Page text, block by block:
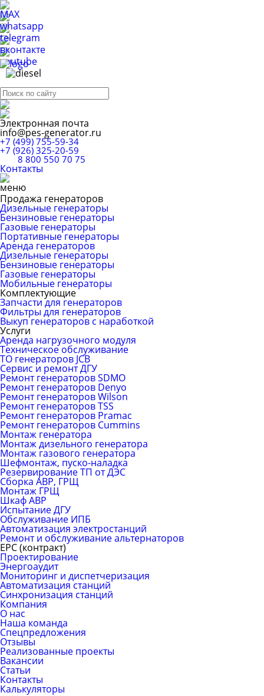
Электронная почта
info@pes-generator.ru
+7 (499) 755-59-34
+7 (926) 325-20-59
8 800 550 70 75
Контакты
Продажа генераторов
Дизельные генераторы
Бензиновые генераторы
Газовые генераторы
Портативные генераторы
Аренда генераторов
Дизельные генераторы
Бензиновые генераторы
Газовые генераторы
Мобильные генераторы
Комплектующие
Запчасти для генераторов
Фильтры для генераторов
Выкуп генераторов с наработкой
Услуги
Аренда нагрузочного модуля
Техническое обслуживание
ТО генераторов JCB
Сервис и ремонт ДГУ
Ремонт генераторов SDMO
Ремонт генераторов Denyo
Ремонт генераторов Wilson
Ремонт генераторов TSS
Ремонт генераторов Pramac
Ремонт генераторов Сummins
Монтаж генератора
Монтаж дизельного генератора
Монтаж газового генератора
Шефмонтаж, пуско-наладка
Резервирование ТП от ДЭС
Сборка АВР, ГРЩ
Монтаж ГРЩ
Шкаф АВР
Испытание ДГУ
Обслуживание ИПБ
Автоматизация электростанций
Ремонт и обслуживание альтернаторов
ЕРС (контракт)
Проектирование
Энергоаудит
Мониторинг и диспетчеризация
Автоматизация станций
Синхронизация станций
Компания
О нас
Наша команда
Спецпредложения
Отзывы
Реализованные проекты
Вакансии
Статьи
Контакты
Калькуляторы